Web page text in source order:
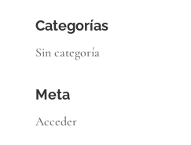
Categorías
Sin categoría
Meta
Acceder